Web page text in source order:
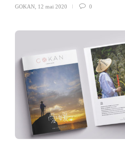
GOKAN 12 mai 2020 0